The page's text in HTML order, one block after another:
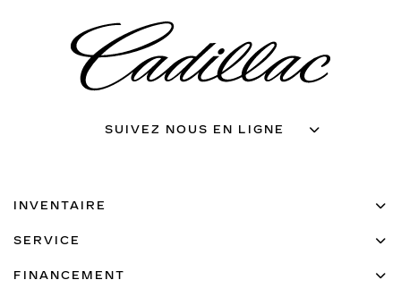
SUIVEZ NOUS EN LIGNE
INVENTAIRE
SERVICE
FINANCEMENT